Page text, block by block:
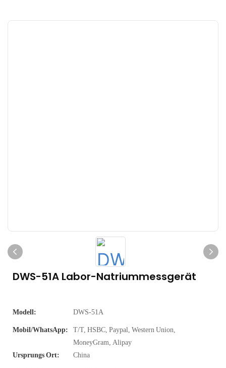
DWS-51A Labor-Natriummessgerät
Modell: DWS-51A
Mobil/WhatsApp:
T/T, HSBC, Paypal, Western Union,
MoneyGram, Alipay
Ursprungs Ort:
China